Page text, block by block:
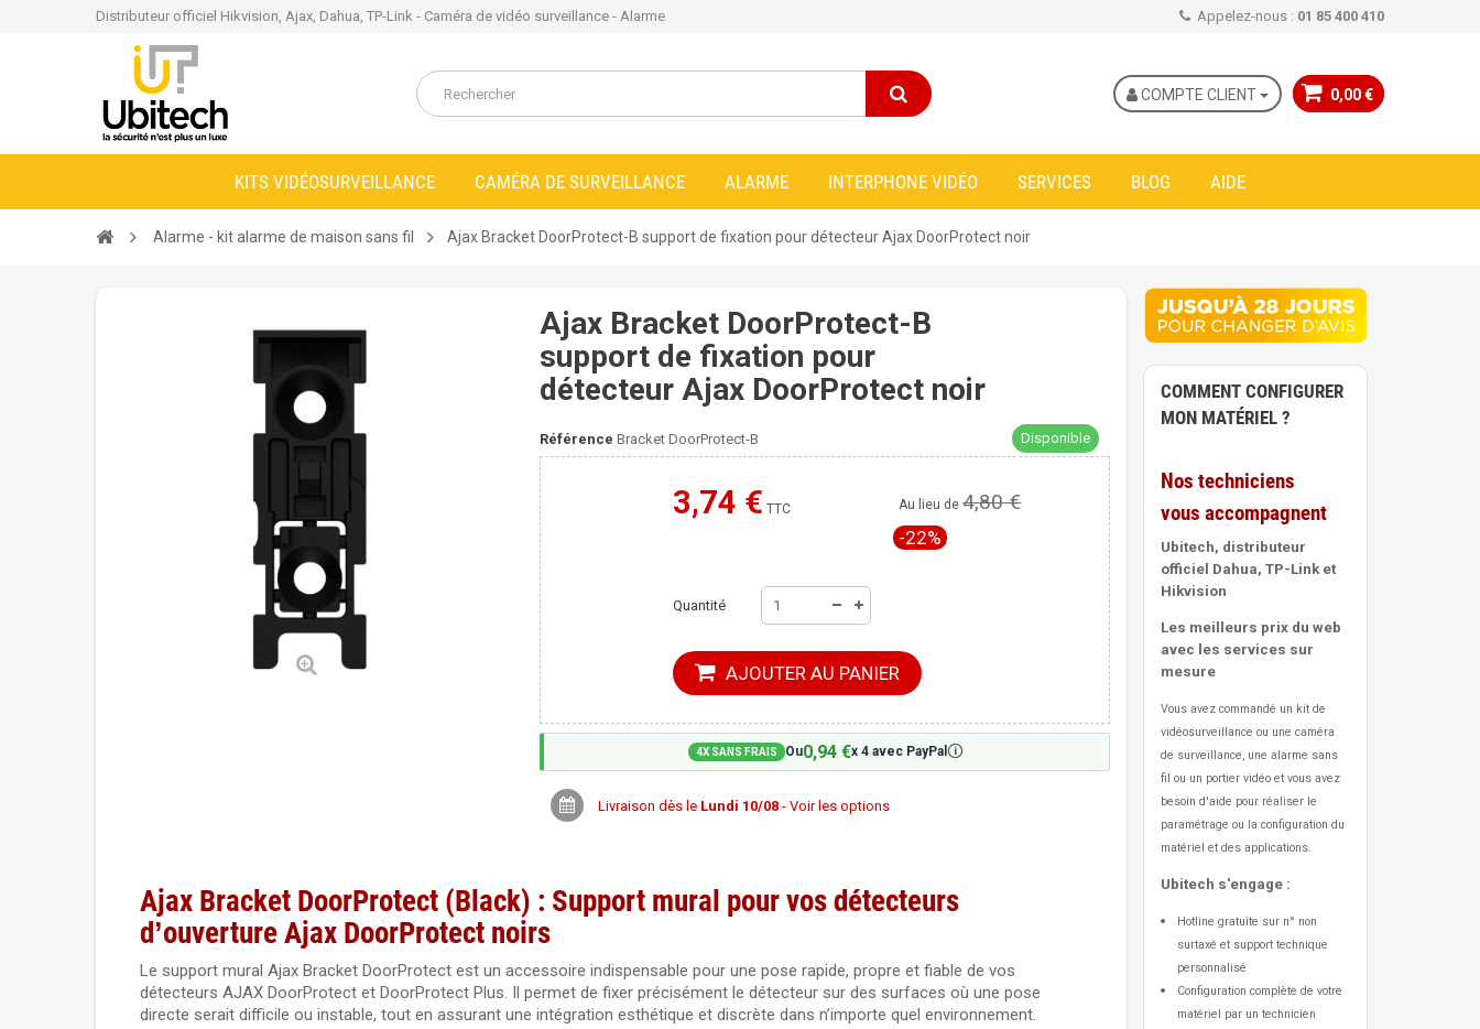
Distributeur officiel Hikvision, Ajax, Dahua, TP-Link - Caméra de vidéo surveillance - Alarme Appelez-nous : 01 85 400 410
0,00 €
COMPTE CLIENT
KITS VIDÉOSURVEILLANCE CAMÉRA DE SURVEILLANCE ALARME INTERPHONE VIDÉO SERVICES BLOG AIDE
Alarme - kit alarme de maison sans fil Ajax Bracket DoorProtect-B support de fixation pour détecteur Ajax DoorProtect noir
Ajax Bracket DoorProtect-B
support de fixation pour
détecteur Ajax DoorProtect noir
Référence Bracket DoorProtect-B Disponible
3,74 € TTC
Moins cher ailleurs ? Au lieu de4,80 €
-22%
Quantité
AJOUTER AU PANIER
4X SANS FRAIS Ou0,94 €x 4 avec PayPal🛈
Livraison dès le Lundi 10/08- Voir les options
Ajax Bracket DoorProtect (Black) : Support mural pour vos détecteurs
d’ouverture Ajax DoorProtect noirs
Le support mural Ajax Bracket DoorProtect est un accessoire indispensable pour une pose rapide, propre et fiable de vos
détecteurs AJAX DoorProtect et DoorProtect Plus. Il permet de fixer précisément le détecteur sur des surfaces où une pose
directe serait difficile ou instable, tout en assurant une intégration esthétique et discrète dans n’importe quel environnement.
COMMENT CONFIGURER
MON MATÉRIEL ?
Nos techniciens
vous accompagnent
Ubitech, distributeur
officiel Dahua, TP-Link et
Hikvision
Les meilleurs prix du web
avec les services sur
mesure
Vous avez commandé un kit de
vidéosurveillance ou une caméra
de surveillance, une alarme sans
fil ou un portier vidéo et vous avez
besoin d'aide pour réaliser le
paramétrage ou la configuration du
matériel et des applications.
Ubitech s'engage :
Hotline gratuite sur n° non
surtaxé et support technique
personnalisé
Configuration complète de votre
matériel par un technicien